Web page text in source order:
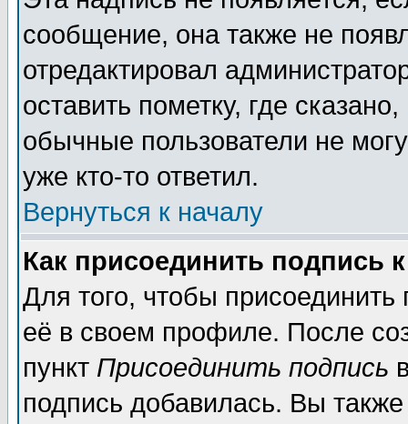
сообщение, она также не
отредактировал
оставить пометку, где
обычные пользователи не
уже кто-то ответил.
Вернуться к началу
Как присоединить подпись
Для того, чтобы
её в своем профиле. После
пункт Присоединить подпись
подпись добавилась. Вы